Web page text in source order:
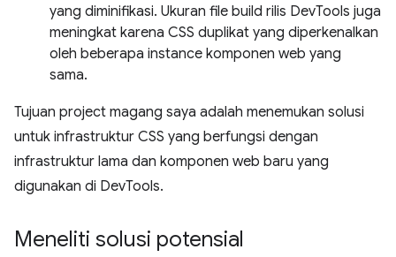
yang diminifikasi. Ukuran file build rilis DevTools juga
meningkat karena CSS duplikat yang diperkenalkan
oleh beberapa instance komponen web yang
sama.
Tujuan project magang saya adalah menemukan solusi
untuk infrastruktur CSS yang berfungsi dengan
infrastruktur lama dan komponen web baru yang
digunakan di DevTools.
Meneliti solusi potensial